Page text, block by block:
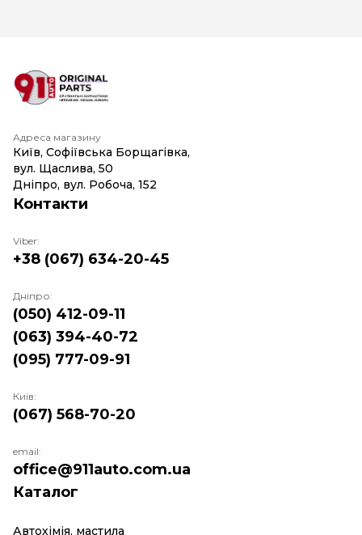
Адреса магазину
Київ, Софіївська Борщагівка,
вул. Щаслива, 50
Дніпро, вул. Робоча, 152
Каталог
Автохімія, мастила
Контакти
Viber:
+38 (067) 634-20-45
Дніпро:
(050) 412-09-11
(063) 394-40-72
(095) 777-09-91
Київ:
(067) 568-70-20
email:
office@911auto.com.ua